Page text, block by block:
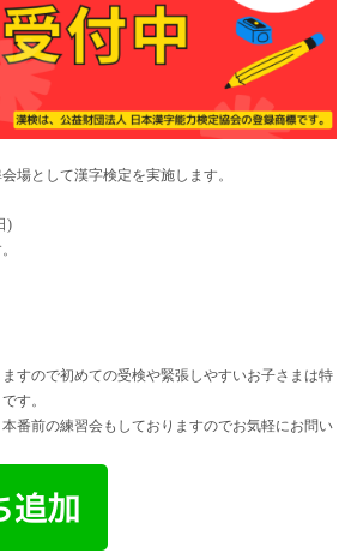
場として漢字検定を実施します。
)
すので初めての受検や緊張しやすいお子さまは特
す。
番前の練習会もしておりますのでお気軽にお問い